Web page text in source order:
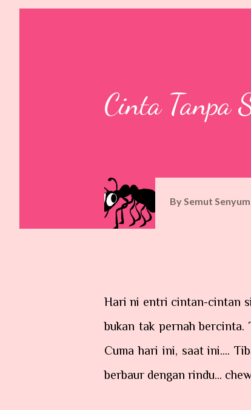
Cinta Tanpa
By Semut Senyum
Hari ni entri cintan-cintan
bukan tak pernah bercinta.
Cuma hari ini, saat ini....
berbaur dengan rindu...